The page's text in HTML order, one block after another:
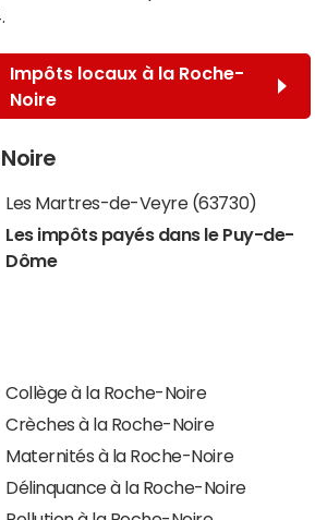
Impôts locaux à la Roche-
Noire
Les Martres-de-Veyre (63730)
Les impôts payés dans le Puy-de-
Dôme
Collège à la Roche-Noire
Crèches à la Roche-Noire
Maternités à la Roche-Noire
Délinquance à la Roche-Noire